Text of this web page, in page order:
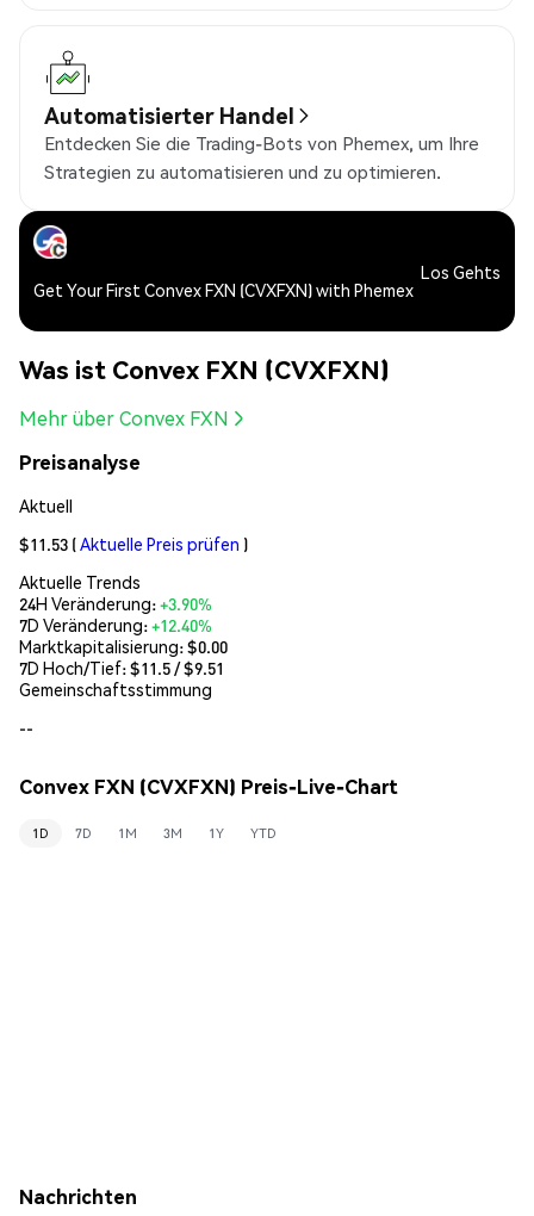
Automatisierter Handel
Entdecken Sie die Trading-Bots von Phemex, um Ihre
Strategien zu automatisieren und zu optimieren.
Get Your First Convex FXN (CVXFXN) with Phemex
Los Gehts
Was ist Convex FXN (CVXFXN)
Mehr über Convex FXN
Preisanalyse
Aktuell
$11.53 (Aktuelle Preis prüfen )
Aktuelle Trends
24H Veränderung:+3.90%
7D Veränderung:+12.40%
Marktkapitalisierung:$0.00
7D Hoch/Tief: $11.5/ $9.51
Gemeinschaftsstimmung
--
Convex FXN (CVXFXN) Preis-Live-Chart
1D 7D 1M 3M 1Y YTD
Nachrichten